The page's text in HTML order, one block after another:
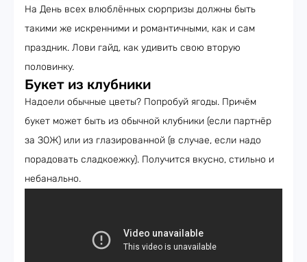
На День всех влюблённых сюрпризы должны быть
такими же искренними и романтичными, как и сам
праздник. Лови гайд, как удивить свою вторую
половинку.
Букет из клубники
Надоели обычные цветы? Попробуй ягоды. Причём
букет может быть из обычной клубники (если партнёр
за ЗОЖ) или из глазированной (в случае, если надо
порадовать сладкоежку). Получится вкусно, стильно и
небанально.